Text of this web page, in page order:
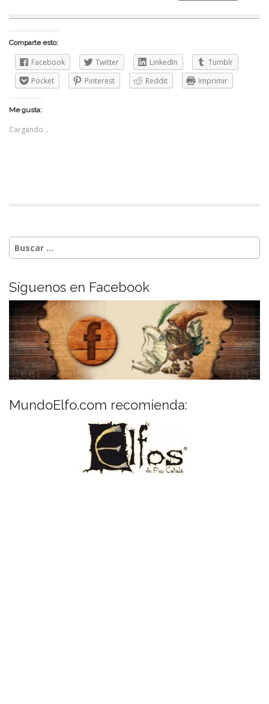
Comparte esto:
Facebook Twitter LinkedIn
Tumblr
Pocket
Pinterest Reddit Imprimir
Me gusta:
Cargando...
Buscar:
Síguenos en Facebook
MundoElfo.com recomienda: